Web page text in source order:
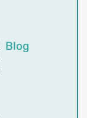
Blog